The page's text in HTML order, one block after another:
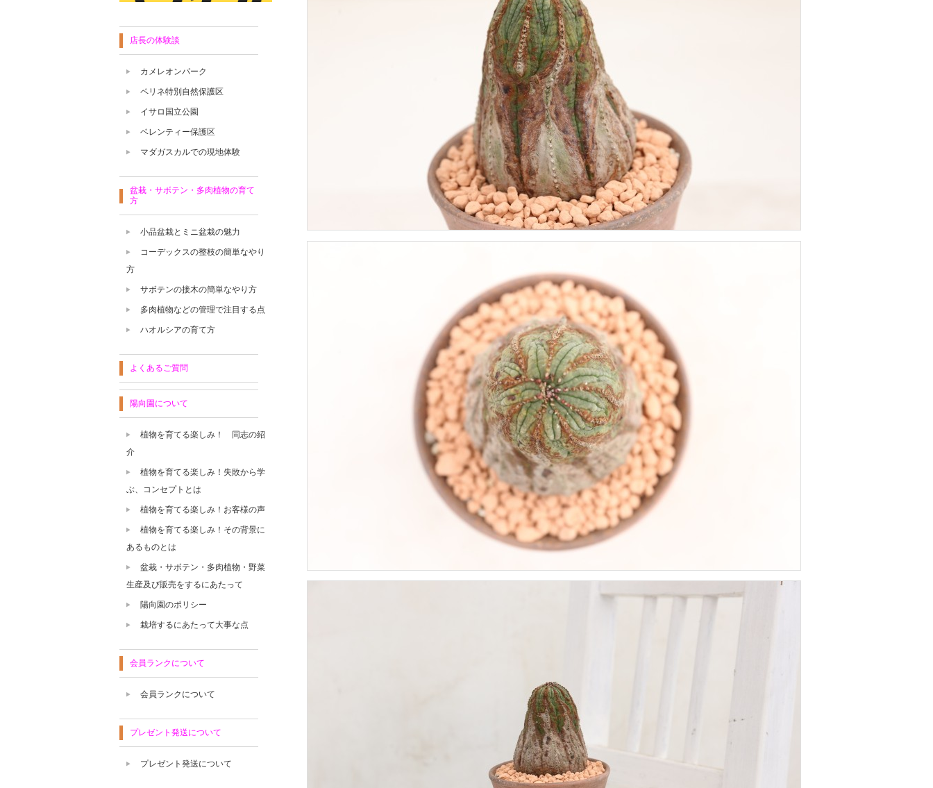
店長の体験談
カメレオンパーク
ペリネ特別自然保護区
イサロ国立公園
ベレンティー保護区
マダガスカルでの現地体験
盆栽・サボテン・多肉植物の育て
方
小品盆栽とミニ盆栽の魅力
コーデックスの整枝の簡単なやり
方
サボテンの接木の簡単なやり方
多肉植物などの管理で注目する点
ハオルシアの育て方
よくあるご質問
陽向園について
植物を育てる楽しみ！ 同志の紹
介
植物を育てる楽しみ！失敗から学
ぶ、コンセプトとは
植物を育てる楽しみ！お客様の声
植物を育てる楽しみ！その背景に
あるものとは
盆栽・サボテン・多肉植物・野菜
生産及び販売をするにあたって
陽向園のポリシー
栽培するにあたって大事な点
会員ランクについて
会員ランクについて
プレゼント発送について
プレゼント発送について